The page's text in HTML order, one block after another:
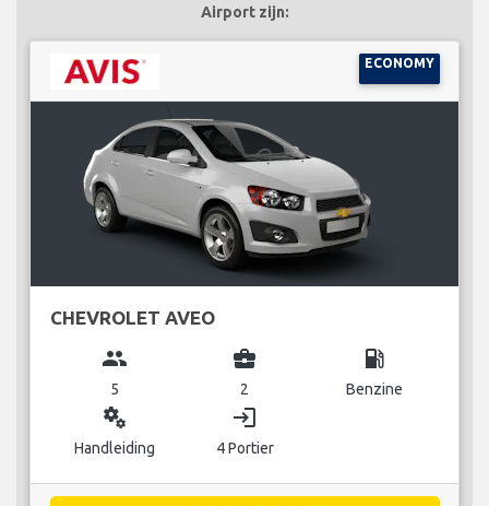
Airport zijn:
ECONOMY
CHEVROLET AVEO
group
5
business_center
2
local_gas_station
Benzine
miscellaneous_services
Handleiding
login
4 Portier